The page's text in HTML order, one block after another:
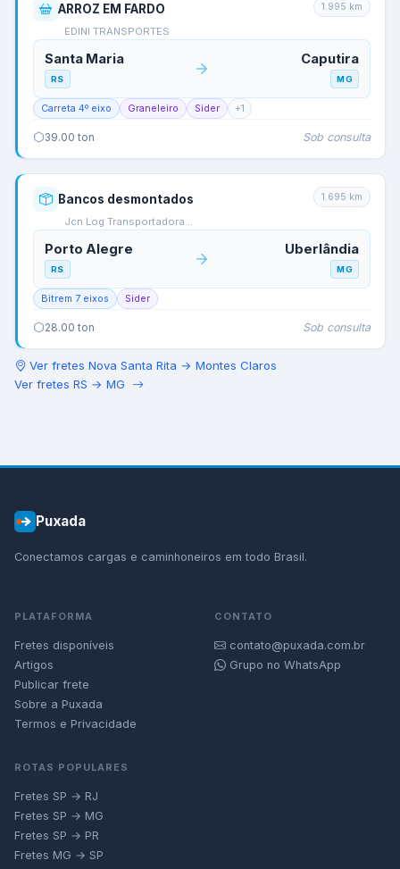
ARROZ EM FARDO
EDINI TRANSPORTES
1.995 km
Santa Maria
RS
Caputira
MG
Carreta 4º eixo Graneleiro Sider +1
39.00 ton Sob consulta
Bancos desmontados
Jcn Log Transportadora…
1.695 km
Porto Alegre
RS
Uberlândia
MG
Bitrem 7 eixos Sider
28.00 ton Sob consulta
Ver fretes Nova Santa Rita → Montes Claros
Ver fretes RS → MG
Puxada
Conectamos cargas e caminhoneiros em todo Brasil.
PLATAFORMA
Fretes disponíveis
Artigos
Publicar frete
Sobre a Puxada
Termos e Privacidade
CONTATO
contato@puxada.com.br
Grupo no WhatsApp
ROTAS POPULARES
Fretes SP → RJ
Fretes SP → MG
Fretes SP → PR
Fretes MG → SP